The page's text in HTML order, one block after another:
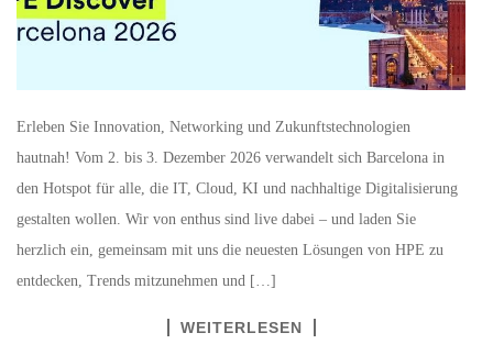
Erleben Sie Innovation, Networking und Zukunftstechnologien
hautnah! Vom 2. bis 3. Dezember 2026 verwandelt sich Barcelona in
den Hotspot für alle, die IT, Cloud, KI und nachhaltige Digitalisierung
gestalten wollen. Wir von enthus sind live dabei – und laden Sie
herzlich ein, gemeinsam mit uns die neuesten Lösungen von HPE zu
entdecken, Trends mitzunehmen und […]
WEITERLESEN